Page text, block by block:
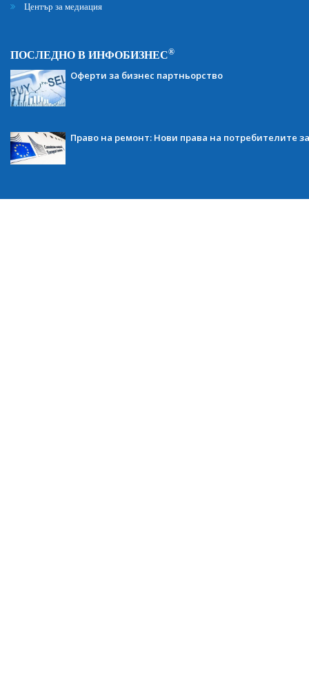
Център за медиация
ПОСЛЕДНО В ИНФОБИЗНЕС®
Оферти за бизнес партньорство
Право на ремонт: Нови права на потребителите